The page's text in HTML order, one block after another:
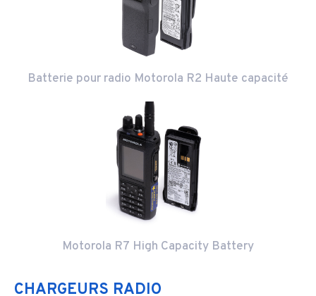
Batterie pour radio Motorola R2 Haute capacité
Motorola R7 High Capacity Battery
CHARGEURS RADIO